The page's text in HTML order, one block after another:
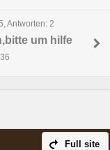
Antworten: 2
um hilfe
Full site